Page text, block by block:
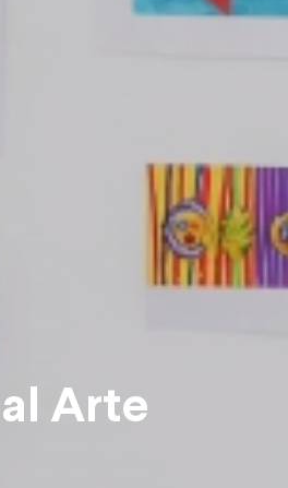
Arte